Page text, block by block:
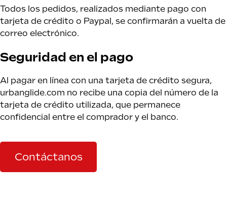
Todos los pedidos, realizados mediante pago con
tarjeta de crédito o Paypal, se confirmarán a vuelta de
correo electrónico.
Seguridad en el pago
Al pagar en línea con una tarjeta de crédito segura,
urbanglide.com no recibe una copia del número de la
tarjeta de crédito utilizada, que permanece
confidencial entre el comprador y el banco.
Contáctanos